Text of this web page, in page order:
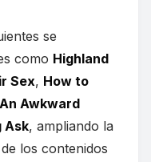
se
como Highland
Sex, How to
An Awkward
Ask, ampliando la
los contenidos